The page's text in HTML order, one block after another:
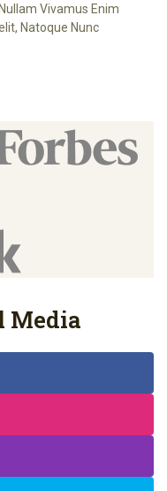
Vivamus Enim
Natoque Nunc
Media